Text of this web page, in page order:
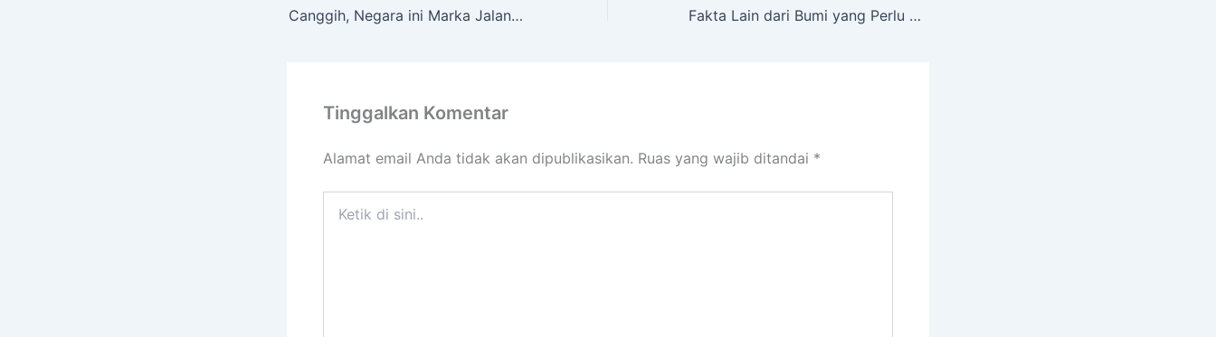
Canggih, Negara ini Marka Jalannya Menyala Ketika Malam. Fakta Lain dari Bumi yang Perlu anda ketahui
Tinggalkan Komentar
Alamat email Anda tidak akan dipublikasikan. Ruas yang wajib ditandai *